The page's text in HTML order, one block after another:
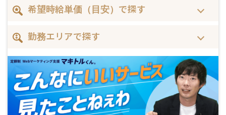
希望時給単価（目安）で探す
勤務エリアで探す